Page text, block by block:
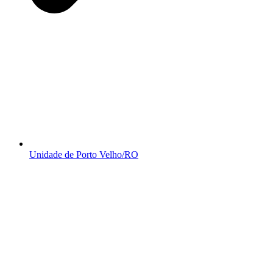
Unidade de Porto Velho/RO